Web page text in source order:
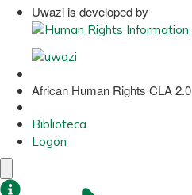
Uwazi is developed by
African Human Rights CLA 2.0
Biblioteca
Logon